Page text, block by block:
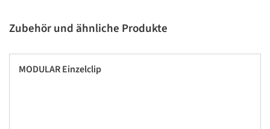
Zubehör und ähnliche Produkte
MODULAR Einzelclip